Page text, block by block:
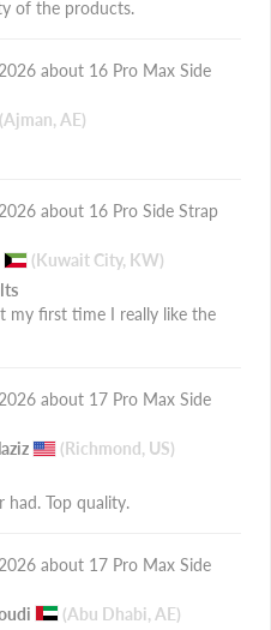
of the products.
16 Pro Max Side
(Ajman, AE)
16 Pro Side Strap
(Kuwait City, KW)
my first time I really like the
17 Pro Max Side
(Richmond, US)
had. Top quality.
17 Pro Max Side
(Abu Dhabi, AE)